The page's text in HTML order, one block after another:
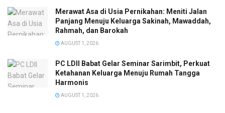
Merawat Asa di Usia Pernikahan: Meniti Jalan
Panjang Menuju Keluarga Sakinah, Mawaddah,
Rahmah, dan Barokah
AUGUST 1, 2026
PC LDII Babat Gelar Seminar Sarimbit, Perkuat
Ketahanan Keluarga Menuju Rumah Tangga
Harmonis
AUGUST 1, 2026